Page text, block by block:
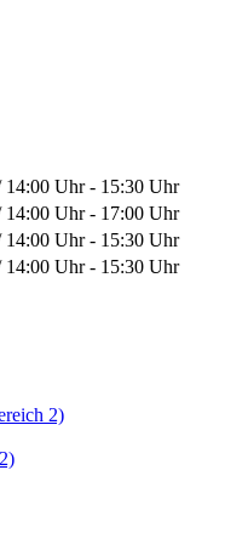
Uhr - 15:30 Uhr
Uhr - 17:00 Uhr
Uhr - 15:30 Uhr
Uhr - 15:30 Uhr
2)